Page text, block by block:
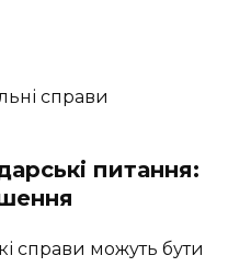
питання:
справи можуть бути